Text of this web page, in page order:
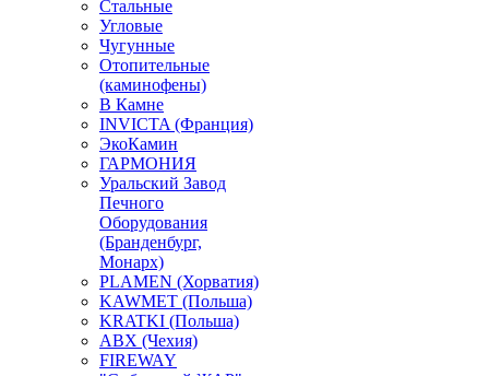
Стальные
Угловые
Чугунные
Отопительные
(каминофены)
В Камне
INVICTA (Франция)
ЭкоКамин
ГАРМОНИЯ
Уральский Завод
Печного
Оборудования
(Бранденбург,
Монарх)
PLAMEN (Хорватия)
KAWMET (Польша)
KRATKI (Польша)
ABX (Чехия)
FIREWAY